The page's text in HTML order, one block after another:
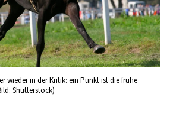
wieder in der Kritik: ein Punkt ist die frühe
Shutterstock)